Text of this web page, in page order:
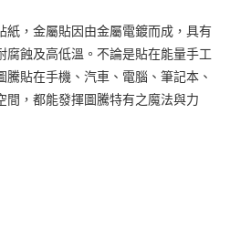
紙，金屬貼因由金屬電鍍而成，具有
腐蝕及高低溫。不論是貼在能量手工
騰貼在手機、汽車、電腦、筆記本、
間，都能發揮圖騰特有之魔法與力